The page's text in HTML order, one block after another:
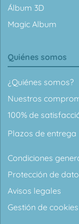
Álbum 3D
Magic Album
Quiénes somos
¿Quiénes somos?
Nuestros
100% de
Plazos de entrega
Condiciones
Protección de
Avisos legales
Gestión de cookies